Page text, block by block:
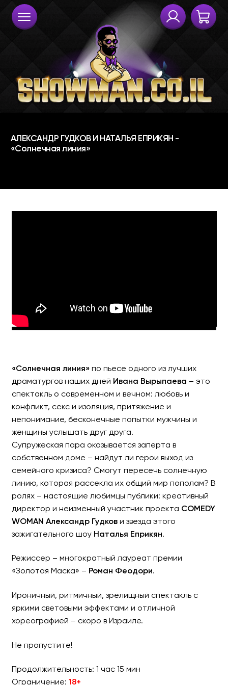
«Солнечная линия»по пьесе одного из лучших
драматургов наших дней Ивана Вырыпаева – это
спектакль о современном и вечном: любовь и
конфликт, секс и изоляция, притяжение и
непонимание, бесконечные попытки мужчины и
женщины услышать друг друга.
Супружеская пара оказывается заперта в
собственном доме – найдут ли герои выход из
семейного кризиса? Смогут пересечь солнечную
линию, которая рассекла их общий мир пополам? В
ролях – настоящие любимцы публики: креативный
директор и неизменный участник проекта COMEDY
WOMAN Александр Гудкови звезда этого
зажигательного шоу Наталья Еприкян.
Режиссер – многократный лауреат премии
«Золотая Маска» – Роман Феодори.
Ироничный, ритмичный, зрелищный спектакль с
яркими световыми эффектами и отличной
хореографией – скоро в Израиле.
Не пропустите!
Продолжительность: 1 час 15 мин
Ограничение: 18+